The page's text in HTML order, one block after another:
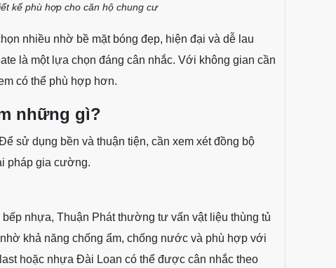
kế phù hợp cho căn hộ chung cư
nhiều nhờ bề mặt bóng đẹp, hiện đại và dễ lau
là một lựa chọn đáng cân nhắc. Với không gian cần
có thể phù hợp hơn.
những gì?
sử dụng bền và thuận tiện, cần xem xét đồng bộ
pháp gia cường.
nhựa, Thuận Phát thường tư vấn vật liệu thùng tủ
khả năng chống ẩm, chống nước và phù hợp với
hoặc nhựa Đài Loan có thể được cân nhắc theo